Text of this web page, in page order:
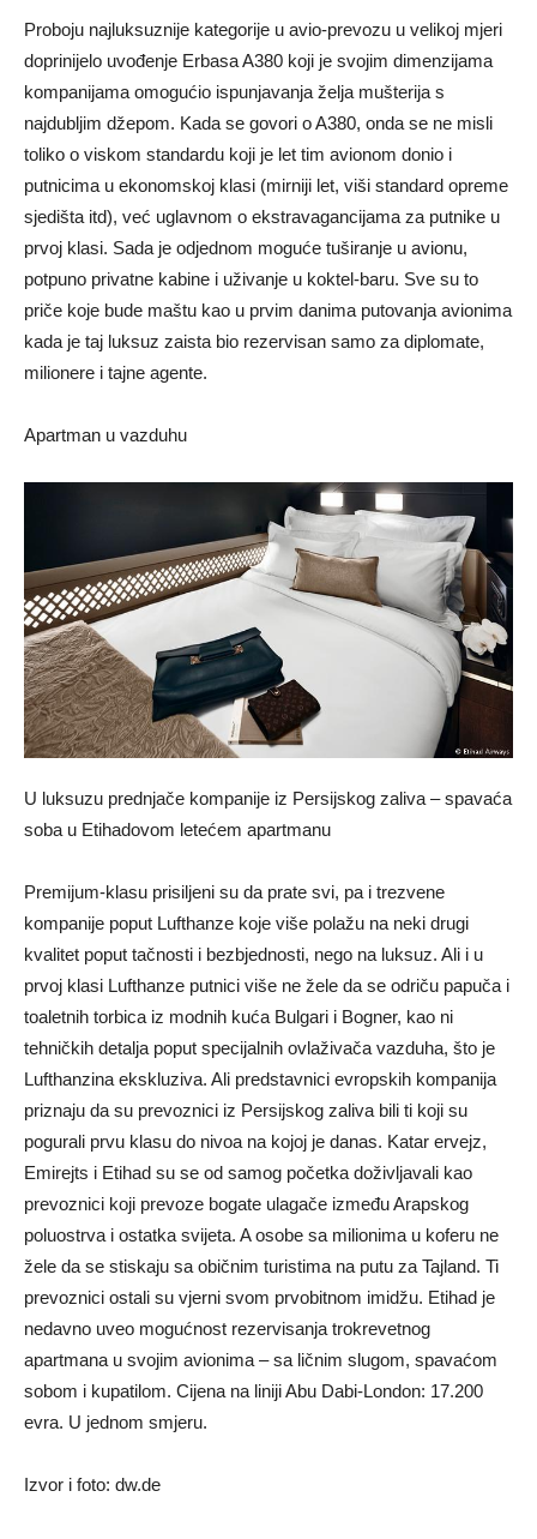
Proboju najluksuznije kategorije u avio-prevozu u velikoj mjeri
doprinijelo uvođenje Erbasa A380 koji je svojim dimenzijama
kompanijama omogućio ispunjavanja želja mušterija s
najdubljim džepom. Kada se govori o A380, onda se ne misli
toliko o viskom standardu koji je let tim avionom donio i
putnicima u ekonomskoj klasi (mirniji let, viši standard opreme
sjedišta itd), već uglavnom o ekstravagancijama za putnike u
prvoj klasi. Sada je odjednom moguće tuširanje u avionu,
potpuno privatne kabine i uživanje u koktel-baru. Sve su to
priče koje bude maštu kao u prvim danima putovanja avionima
kada je taj luksuz zaista bio rezervisan samo za diplomate,
milionere i tajne agente.
Apartman u vazduhu
U luksuzu prednjače kompanije iz Persijskog zaliva – spavaća
soba u Etihadovom letećem apartmanu
Premijum-klasu prisiljeni su da prate svi, pa i trezvene
kompanije poput Lufthanze koje više polažu na neki drugi
kvalitet poput tačnosti i bezbjednosti, nego na luksuz. Ali i u
prvoj klasi Lufthanze putnici više ne žele da se odriču papuča i
toaletnih torbica iz modnih kuća Bulgari i Bogner, kao ni
tehničkih detalja poput specijalnih ovlaživača vazduha, što je
Lufthanzina ekskluziva. Ali predstavnici evropskih kompanija
priznaju da su prevoznici iz Persijskog zaliva bili ti koji su
pogurali prvu klasu do nivoa na kojoj je danas. Katar ervejz,
Emirejts i Etihad su se od samog početka doživljavali kao
prevoznici koji prevoze bogate ulagače između Arapskog
poluostrva i ostatka svijeta. A osobe sa milionima u koferu ne
žele da se stiskaju sa običnim turistima na putu za Tajland. Ti
prevoznici ostali su vjerni svom prvobitnom imidžu. Etihad je
nedavno uveo mogućnost rezervisanja trokrevetnog
apartmana u svojim avionima – sa ličnim slugom, spavaćom
sobom i kupatilom. Cijena na liniji Abu Dabi-London: 17.200
evra. U jednom smjeru.
Izvor i foto: dw.de